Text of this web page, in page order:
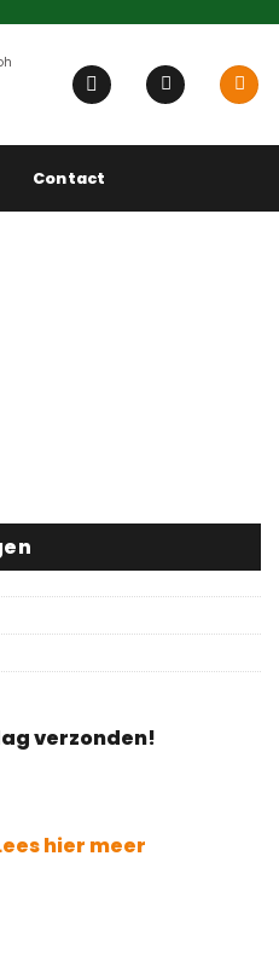
Contact
verzonden!
hier meer